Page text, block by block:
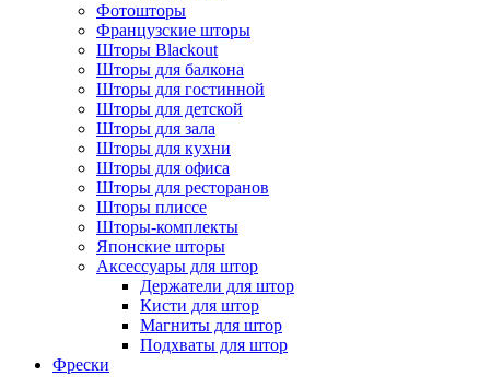
Фотошторы
Французские шторы
Шторы Blackout
Шторы для балкона
Шторы для гостинной
Шторы для детской
Шторы для зала
Шторы для кухни
Шторы для офиса
Шторы для ресторанов
Шторы плиссе
Шторы-комплекты
Японские шторы
Аксессуары для штор
Держатели для штор
Кисти для штор
Магниты для штор
Подхваты для штор
Фрески